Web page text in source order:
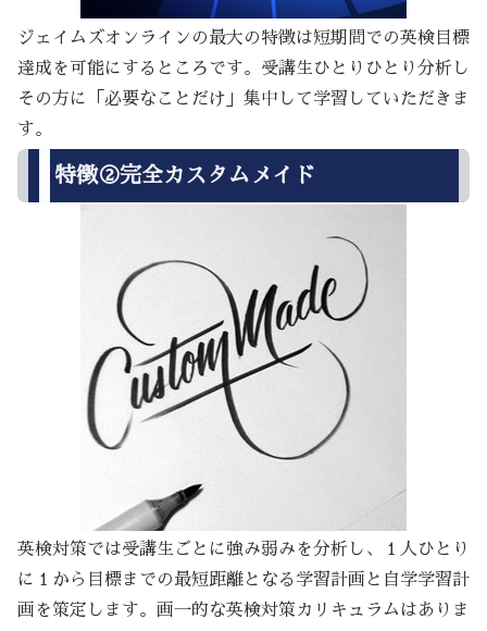
ジェイムズオンラインの最大の特徴は短期間での英検目標
達成を可能にするところです。受講生ひとりひとり分析し
その方に「必要なことだけ」集中して学習していただきま
す。
特徴②完全カスタムメイド
英検対策では受講生ごとに強み弱みを分析し、１人ひとり
に１から目標までの最短距離となる学習計画と自学学習計
画を策定します。画一的な英検対策カリキュラムはありま